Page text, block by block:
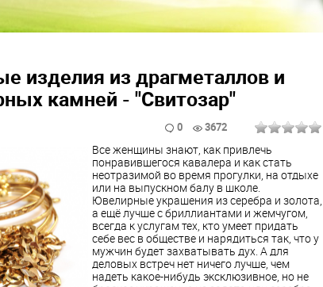
изделия из драгметаллов и
камней - "Свитозар"
0 3672
Все женщины знают, как привлечь
понравившегося кавалера и как стать
неотразимой во время прогулки, на отдыхе
или на выпускном балу в школе.
Ювелирные украшения из серебра и золота,
а ещё лучше с бриллиантами и жемчугом,
всегда к услугам тех, кто умеет придать
себе вес в обществе и нарядиться так, что у
мужчин будет захватывать дух. А для
деловых встреч нет ничего лучше, чем
надеть какое-нибудь эксклюзивное, но не